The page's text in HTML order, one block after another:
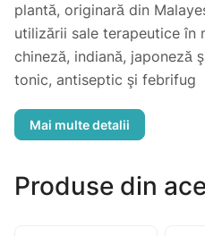
plantă, originară din
utilizării sale terapeutice în
chineză, indiană, japoneză
tonic, antiseptic şi febrifug
căutat de parfumeri, fiind
"Flower Power" din anii
iasomie.
Produse din